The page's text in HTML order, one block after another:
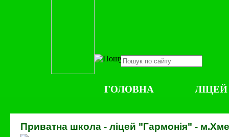
ГОЛОВНА ЛІЦЕЙ
Приватна школа - ліцей "Гармонія" -